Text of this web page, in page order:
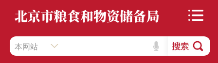
本网站